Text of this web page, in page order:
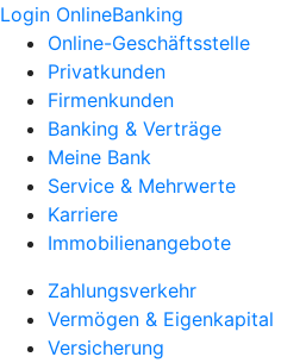
Login OnlineBanking
Online-Geschäftsstelle
Privatkunden
Firmenkunden
Banking & Verträge
Meine Bank
Service & Mehrwerte
Karriere
Immobilienangebote
Zahlungsverkehr
Vermögen & Eigenkapital
Versicherung